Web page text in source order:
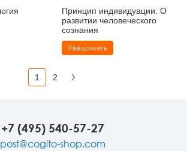
Принцип индивидуации: О
развитии человеческого
сознания
Уведомить
1 2
+7 (495) 540-57-27
post@cogito-shop.com